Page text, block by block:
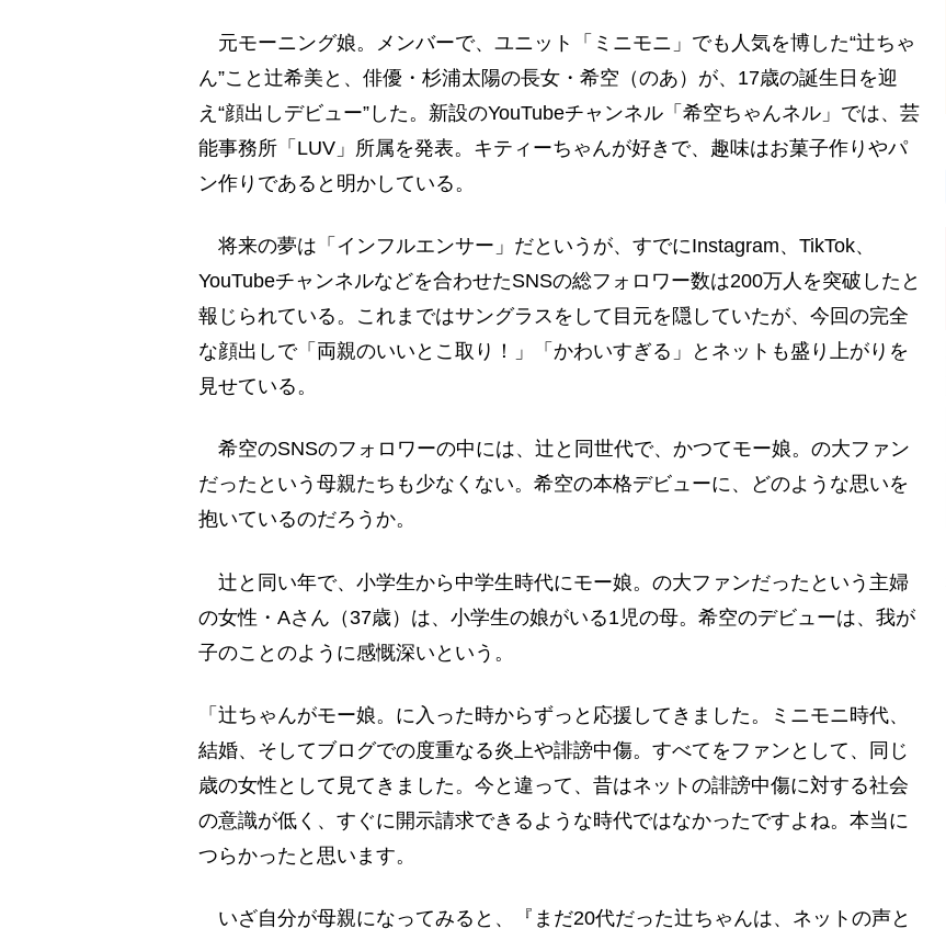
元モーニング娘。メンバーで、ユニット「ミニモニ」でも人気を博した“辻ちゃ
ん”こと辻希美と、俳優・杉浦太陽の長女・希空（のあ）が、17歳の誕生日を迎
え“顔出しデビュー”した。新設のYouTubeチャンネル「希空ちゃんネル」では、芸
能事務所「LUV」所属を発表。キティーちゃんが好きで、趣味はお菓子作りやパ
ン作りであると明かしている。
将来の夢は「インフルエンサー」だというが、すでにInstagram、TikTok、
YouTubeチャンネルなどを合わせたSNSの総フォロワー数は200万人を突破したと
報じられている。これまではサングラスをして目元を隠していたが、今回の完全
な顔出しで「両親のいいとこ取り！」「かわいすぎる」とネットも盛り上がりを
見せている。
希空のSNSのフォロワーの中には、辻と同世代で、かつてモー娘。の大ファン
だったという母親たちも少なくない。希空の本格デビューに、どのような思いを
抱いているのだろうか。
辻と同い年で、小学生から中学生時代にモー娘。の大ファンだったという主婦
の女性・Aさん（37歳）は、小学生の娘がいる1児の母。希空のデビューは、我が
子のことのように感慨深いという。
「辻ちゃんがモー娘。に入った時からずっと応援してきました。ミニモニ時代、
結婚、そしてブログでの度重なる炎上や誹謗中傷。すべてをファンとして、同じ
歳の女性として見てきました。今と違って、昔はネットの誹謗中傷に対する社会
の意識が低く、すぐに開示請求できるような時代ではなかったですよね。本当に
つらかったと思います。
いざ自分が母親になってみると、『まだ20代だった辻ちゃんは、ネットの声と